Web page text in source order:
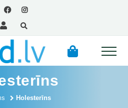
Holesterīns